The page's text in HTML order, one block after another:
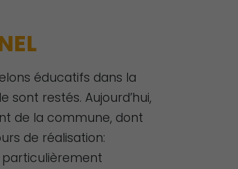
éducatifs dans la
restés. Aujourd’hui,
de la commune, dont
de réalisation:
particulièrement